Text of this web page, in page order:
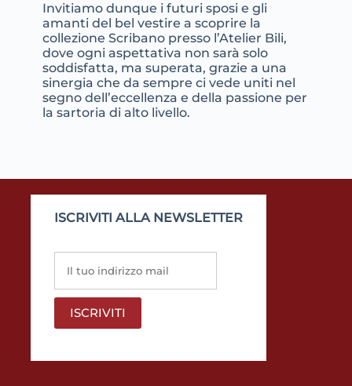
Invitiamo dunque i futuri sposi e gli
amanti del bel vestire a scoprire la
collezione Scribano presso l’Atelier Bili,
dove ogni aspettativa non sarà solo
soddisfatta, ma superata, grazie a una
sinergia che da sempre ci vede uniti nel
segno dell’eccellenza e della passione per
la sartoria di alto livello.
ISCRIVITI ALLA NEWSLETTER